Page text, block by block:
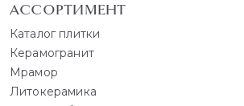
АССОРТИМЕНТ
Каталог плитки
Керамогранит
Мрамор
Литокерамика